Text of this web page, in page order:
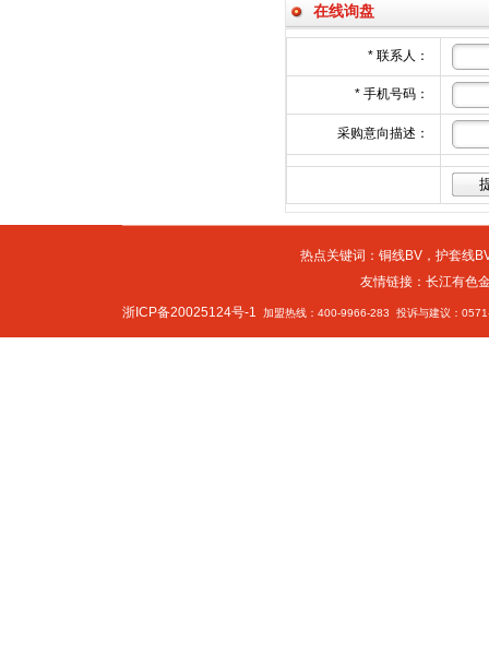
在线询盘
* 联系人：
* 手机号码：
采购意向描述：
热点关键词： 铜线BV， 护套线
友情链接： 长江有色
浙ICP备20025124号-1
加盟热线：400-9966-283 投诉与建议：